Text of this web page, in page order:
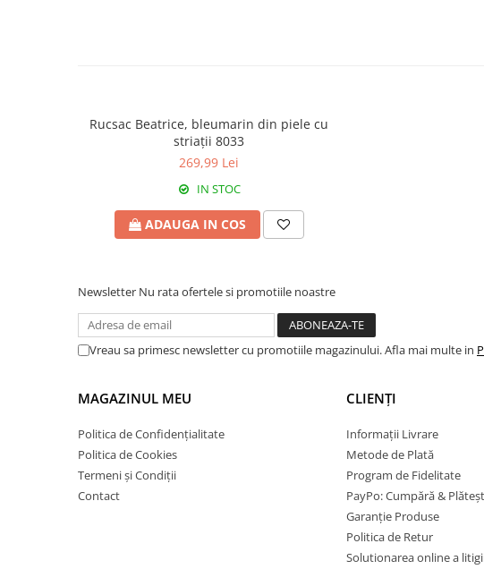
Rucsac Beatrice, bleumarin din piele cu
striații 8033
269,99 Lei
IN STOC
ADAUGA IN COS
Newsletter Nu rata ofertele si promotiile noastre
Vreau sa primesc newsletter cu promotiile magazinului. Afla mai multe in
MAGAZINUL MEU
Politica de Confidențialitate
Politica de Cookies
Termeni și Condiții
Contact
CLIENȚI
Informații Livrare
Metode de Plată
Program de Fidelitate
PayPo: Cumpără &
Garanție Produse
Politica de Retur
Solutionarea online a